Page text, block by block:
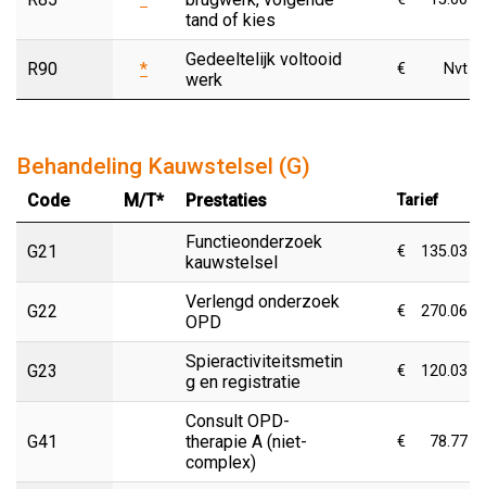
tand of kies
R90 *
Gedeeltelijk voltooid
werk
€ Nvt
Behandeling Kauwstelsel (G)
Code M/T* Prestaties Tarief
G21
Functieonderzoek
kauwstelsel
€ 135.03
G22
Verlengd onderzoek
OPD
€ 270.06
G23
Spieractiviteitsmetin
g en registratie
€ 120.03
G41
Consult OPD-
therapie A (niet-
complex)
€ 78.77